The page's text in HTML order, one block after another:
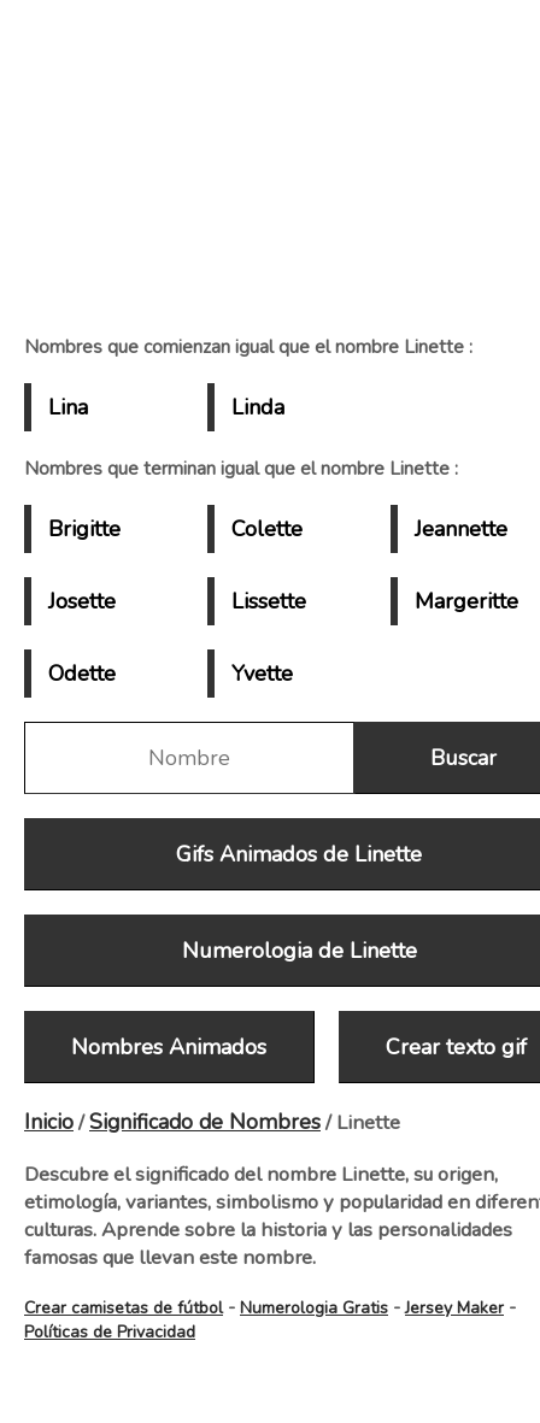
Nombres que comienzan igual que el nombre Linette :
Lina Linda
Nombres que terminan igual que el nombre Linette :
Brigitte Colette Jeannette
Josette Lissette Margeritte
Odette Yvette
Gifs Animados de Linette
Numerologia de Linette
Nombres Animados Crear texto gif
Inicio/Significado de Nombres/ Linette
Descubre el significado del nombre Linette, su origen,
etimología, variantes, simbolismo y popularidad en
culturas. Aprende sobre la historia y las personalidades
famosas que llevan este nombre.
Crear camisetas de fútbol- Numerologia Gratis -Jersey Maker-
Políticas de Privacidad